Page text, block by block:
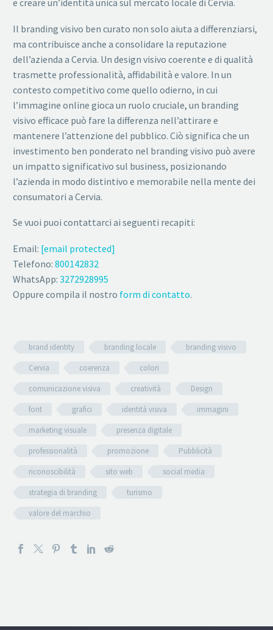
Il branding visivo ben curato non solo aiuta a differenziarsi,
ma contribuisce anche a consolidare la reputazione
dell’azienda a Cervia. Un design visivo coerente e di qualità
trasmette professionalità, affidabilità e valore. In un
contesto competitivo come quello odierno, in cui
l’immagine online gioca un ruolo cruciale, un branding
visivo efficace può fare la differenza nell’attirare e
mantenere l’attenzione del pubblico. Ciò significa che un
investimento ben ponderato nel branding visivo può avere
un impatto significativo sul business, posizionando
l’azienda in modo distintivo e memorabile nella mente dei
consumatori a Cervia.
Se vuoi puoi contattarci ai seguenti recapiti:
Email: [email protected]
Telefono: 800142832
WhatsApp: 3272928995
Oppure compila il nostro form di contatto.
brand identity branding locale
branding visivo
Cervia
coerenza
colori
comunicazione visiva
creatività
Design
font
grafici identità visiva
immagini
marketing visuale
presenza digitale
professionalità
promozione
Pubblicità
riconoscibilità
sito web
social media
strategia di branding
turismo
valore del marchio